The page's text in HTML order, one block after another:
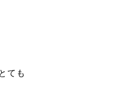
ても